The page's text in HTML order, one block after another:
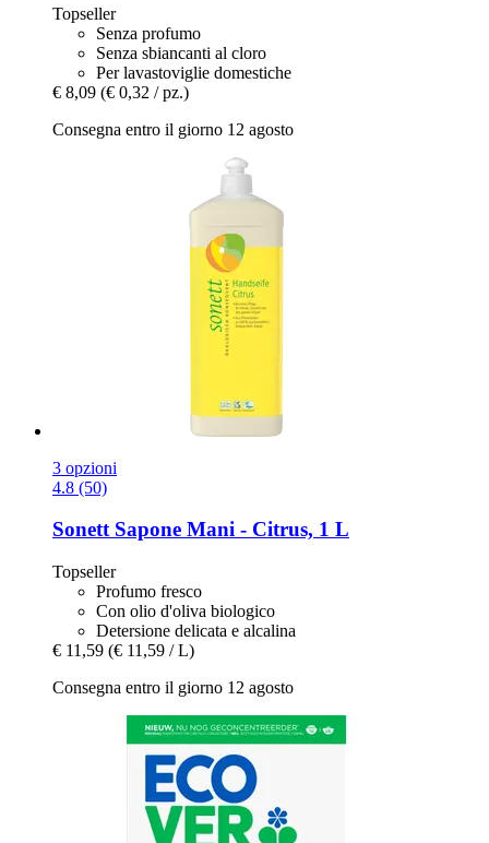
Topseller
Senza profumo
Senza sbiancanti al cloro
Per lavastoviglie domestiche
€ 8,09 (€ 0,32 / pz.)
Consegna entro il giorno 12 agosto
3 opzioni
4.8 (50)
SonettSapone Mani -​ Citrus, 1 L
Topseller
Profumo fresco
Con olio d'oliva biologico
Detersione delicata e alcalina
€ 11,59 (€ 11,59 / L)
Consegna entro il giorno 12 agosto